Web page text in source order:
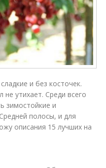
и без косточек.
утихает. Среди всего
зимостойкие и
полосы, и для
описания 15 лучших на